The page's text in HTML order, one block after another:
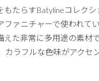
たらすBatylineコレクシ
ァニチャーで使われて
た非常に多用途の素材で
ラフルな色味がアクセ